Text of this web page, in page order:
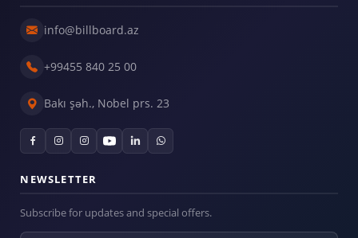
info@billboard.az
+99455 840 25 00
Bakı şəh., Nobel prs. 23
NEWSLETTER
Subscribe for updates and special offers.